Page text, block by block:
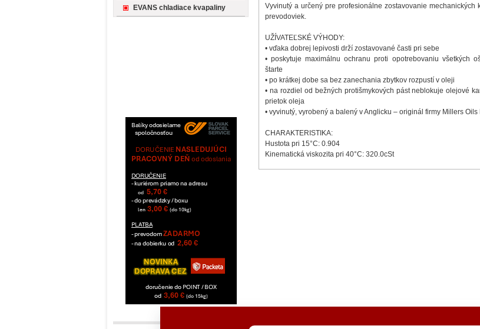
Vyvinutý a určený pre profesionálne zostavovanie mechanických
prevodoviek.
UŽÍVATEĽSKÉ VÝHODY:
• vďaka dobrej lepivosti drží zostavované časti pri sebe
• poskytuje maximálnu ochranu proti opotrebovaniu všetkých
štarte
• po krátkej dobe sa bez zanechania zbytkov rozpustí v oleji
• na rozdiel od bežných protišmykových pást neblokuje olejové
prietok oleja
• vyvinutý, vyrobený a balený v Anglicku – originál firmy Millers Oils
CHARAKTERISTIKA:
Hustota pri 15°C: 0.904
Kinematická viskozita pri 40°C: 320.0cSt
EVANS chladiace kvapaliny